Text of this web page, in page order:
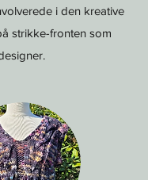
i den kreative
strikke-fronten som